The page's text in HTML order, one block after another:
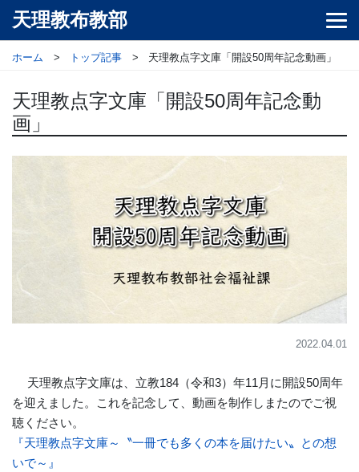
天理教布教部
ホーム トップ記事 天理教点字文庫「開設50周年記念動画」
天理教点字文庫「開設50周年記念動
画」
2022.04.01
天理教点字文庫は、立教184（令和3）年11月に開設50周年
を迎えました。これを記念して、動画を制作しまたのでご視
聴ください。
『天理教点字文庫～〝一冊でも多くの本を届けたい〟との想
いで～』